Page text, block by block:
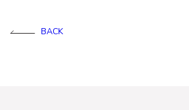
BACK